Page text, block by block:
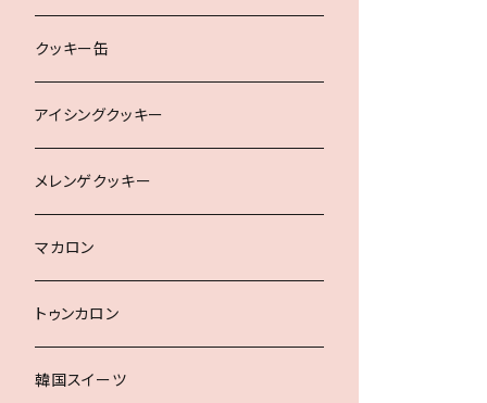
クッキー缶
アイシングクッキー
メレンゲクッキー
マカロン
トゥンカロン
韓国スイーツ